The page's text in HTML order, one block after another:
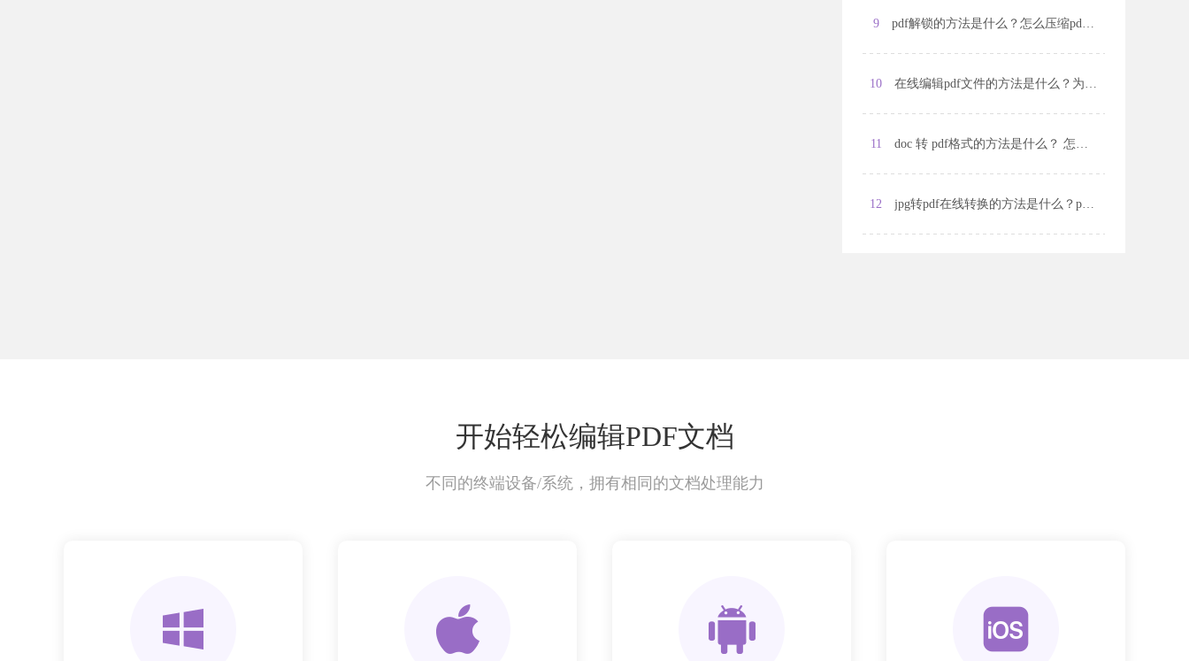
9 pdf解锁的方法是什么？怎么压缩pdf文件？
10 在线编辑pdf文件的方法是什么？为什么pdf文件编辑不了？
11 doc 转 pdf格式的方法是什么？ 怎么拆分pdf文件？
12 jpg转pdf在线转换的方法是什么？pdf文件怎么选择打印位置？
开始轻松编辑PDF文档
不同的终端设备/系统，拥有相同的文档处理能力